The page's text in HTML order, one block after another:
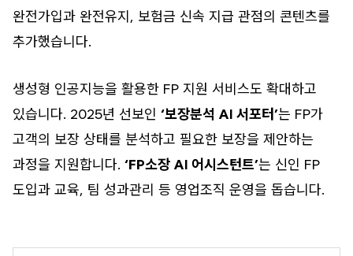
완전가입과 완전유지, 보험금 신속 지급 관점의 콘텐츠를
추가했습니다.
생성형 인공지능을 활용한 FP 지원 서비스도 확대하고
있습니다. 2025년 선보인 ‘보장분석 AI 서포터’는 FP가
고객의 보장 상태를 분석하고 필요한 보장을 제안하는
과정을 지원합니다. ‘FP소장 AI 어시스턴트’는 신인 FP
도입과 교육, 팀 성과관리 등 영업조직 운영을 돕습니다.